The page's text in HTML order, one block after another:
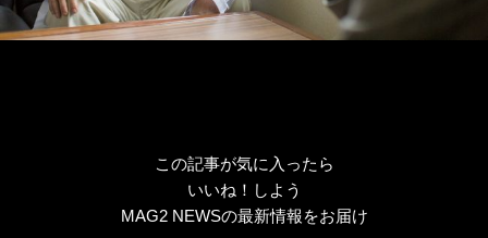
この記事が気に入ったら
いいね！しよう
MAG2 NEWSの最新情報をお届け